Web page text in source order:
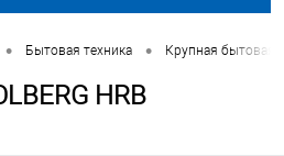
• Бытовая техника • Крупная бытовая
HRB